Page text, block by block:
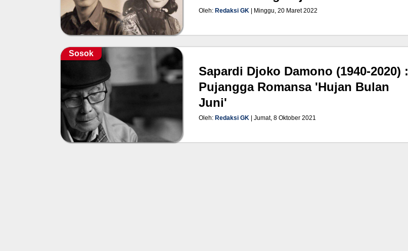
Oleh: Redaksi GK | Minggu, 20 Maret 2022
Sosok
Sapardi Djoko Damono (1940-2020) :
Pujangga Romansa 'Hujan Bulan
Juni'
Oleh: Redaksi GK | Jumat, 8 Oktober 2021